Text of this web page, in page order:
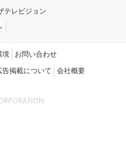
テレビジョン
境 お問い合わせ
告掲載について 会社概要